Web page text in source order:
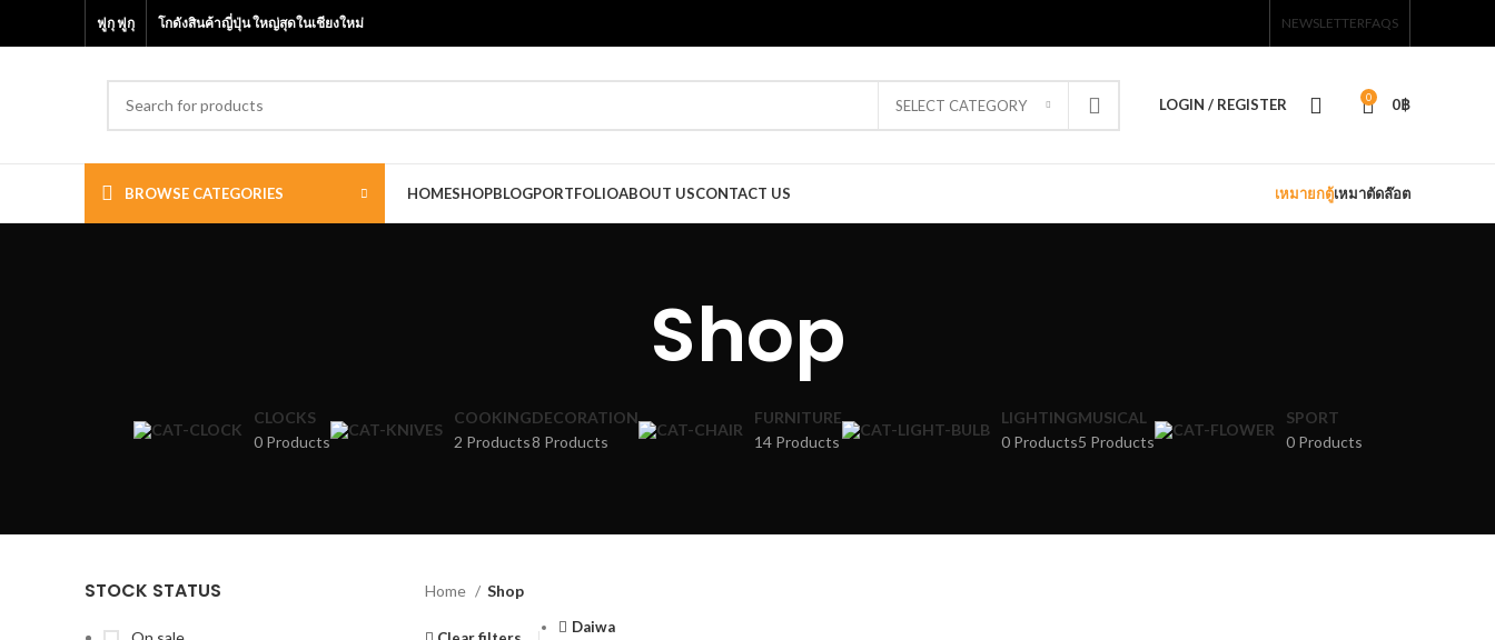
ฟูกุ ฟูกุ โกดังสินค้าญี่ปุ่น ใหญ่สุดในเชียงใหม่ NEWSLETTERFAQS
SELECT CATEGORY LOGIN / REGISTER 0 0฿
BROWSE CATEGORIES HOMESHOPBLOGPORTFOLIOABOUT USCONTACT US เหมายกตู้เหมาตัดล๊อต
Shop
CLOCKS
0 Products
COOKING
2 Products
DECORATION
8 Products
FURNITURE
14 Products
LIGHTING
0 Products
MUSICAL
5 Products
SPORT
0 Products
STOCK STATUS Home Shop
Daiwa